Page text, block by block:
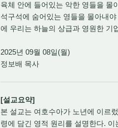
육체 안에 들어있는 악한 영들을 몰
석구석에 숨어있는 영들을 몰아내
에 우리는 하늘의 상급과 영원한 기
2025년 09월 08일(월)
정보배 목사
[설교요약]
본 설교는 여호수아가 노년에 이르
령에 담긴 영적 원리를 설명한다.